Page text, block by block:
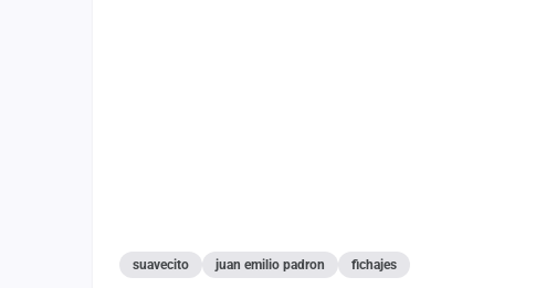
suavecito juan emilio padron fichajes